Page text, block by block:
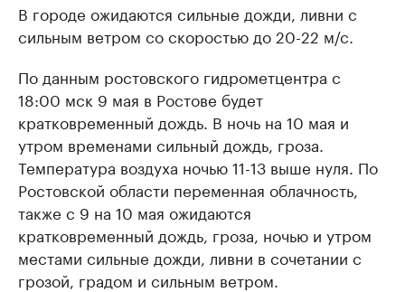
В городе ожидаются сильные дожди, ливни с
сильным ветром со скоростью до 20-22 м/с.
По данным ростовского гидрометцентра с
18:00 мск 9 мая в Ростове будет
кратковременный дождь. В ночь на 10 мая и
утром временами сильный дождь, гроза.
Температура воздуха ночью 11-13 выше нуля. По
Ростовской области переменная облачность,
также с 9 на 10 мая ожидаются
кратковременный дождь, гроза, ночью и утром
местами сильные дожди, ливни в сочетании с
грозой, градом и сильным ветром.